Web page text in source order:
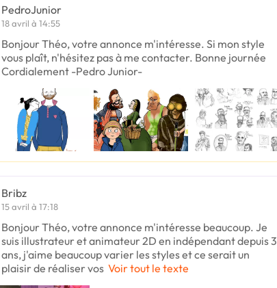
PedroJunior
18 avril à 14:55
Bonjour Théo, votre annonce m'intéresse. Si mon style
vous plaît, n'hésitez pas à me contacter. Bonne journée
Cordialement -Pedro Junior-
Bribz
15 avril à 17:18
Bonjour Théo, votre annonce m'intéresse beaucoup. Je
suis illustrateur et animateur 2D en indépendant depuis 3
ans, j'aime beaucoup varier les styles et ce serait un
plaisir de réaliser vos Voir tout le texte